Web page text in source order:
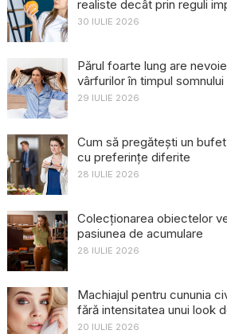
realiste decât prin reguli
30 IULIE 2026
Părul foarte lung are
vârfurilor în timpul somnului
29 IULIE 2026
Cum să pregătești un
cu preferințe diferite
28 IULIE 2026
Colecționarea obiectelor
pasiunea de acumulare
28 IULIE 2026
Machiajul pentru cununia
fără intensitatea unui look
20 IULIE 2026